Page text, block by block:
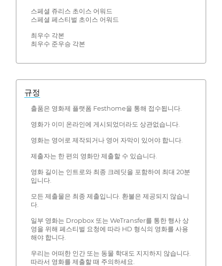
스페셜 쥬리스 초이스 어워드
스페셜 페스티벌 초이스 어워드
최우수 각본
최우수 준우승 각본
규정
출품은 영화제 플랫폼 Festhome을 통해 접수됩니다.
영화가 이미 온라인에 게시되었더라도 상관없습니다.
영화는 영어로 제작되거나 영어 자막이 있어야 합니다.
제출자는 한 편의 영화만 제출할 수 있습니다.
영화 길이는 인트로와 최종 크레딧을 포함하여 최대 20분
입니다.
모든 제출물은 최종 제출입니다. 환불은 제공되지 않습니
다.
일부 영화는 Dropbox 또는 WeTransfer를 통한 행사 상
영을 위해 페스티벌 요청에 따라 HD 형식의 영화를 사용
해야 합니다.
우리는 어떠한 인간 또는 동물 학대도 지지하지 않습니다.
따라서 영화를 제출할 때 주의하세요.